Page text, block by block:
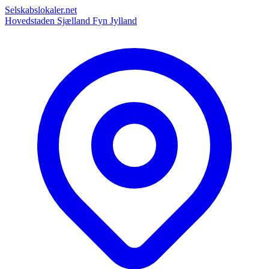
Selskabslokaler.net
Hovedstaden Sjælland Fyn Jylland